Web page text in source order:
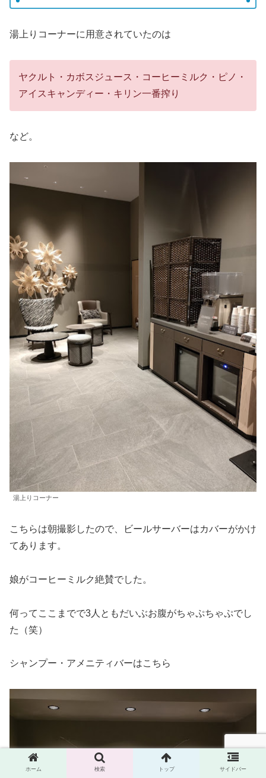
湯上りコーナーに用意されていたのは
ヤクルト・カボスジュース・コーヒーミルク・ピノ・
アイスキャンディー・キリン一番搾り
など。
湯上りコーナー
こちらは朝撮影したので、ビールサーバーはカバーがかけ
てあります。
娘がコーヒーミルク絶賛でした。
何ってここまでで3人ともだいぶお腹がちゃぷちゃぷでし
た（笑）
シャンプー・アメニティバーはこちら
ホーム 検索 トップ サイドバー